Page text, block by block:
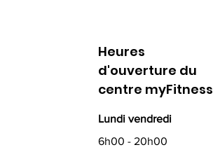
Heures
d'ouverture du
centre myFitness
Lundi vendredi
6h00 - 20h00